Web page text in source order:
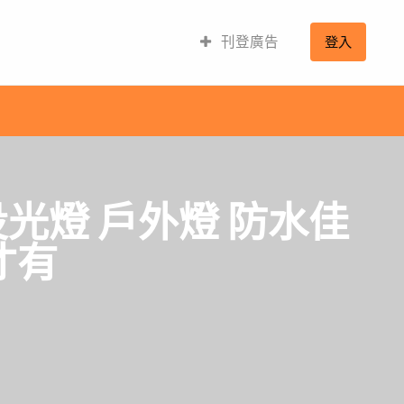
刊登廣告 登入
燈 戶外燈 防水佳
有